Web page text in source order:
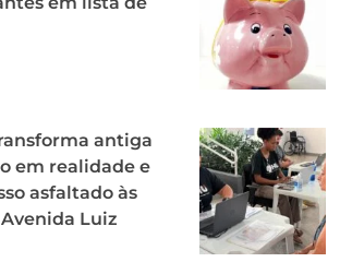
antiga
em realidade e
asfaltado às
Luiz